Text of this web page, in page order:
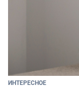
ИНТЕРЕСНОЕ